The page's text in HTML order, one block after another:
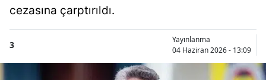
cezasına çarptırıldı.
3
Yayınlanma
04 Haziran 2026 - 13:09